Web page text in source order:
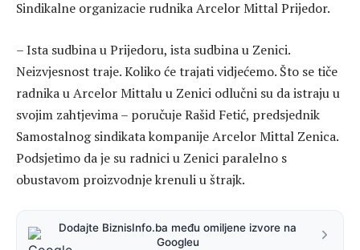
Sindikalne organizacie rudnika Arcelor Mittal Prijedor.
– Ista sudbina u Prijedoru, ista sudbina u Zenici.
Neizvjesnost traje. Koliko će trajati vidjećemo. Što se tiče
radnika u Arcelor Mittalu u Zenici odlučni su da istraju u
svojim zahtjevima – poručuje Rašid Fetić, predsjednik
Samostalnog sindikata kompanije Arcelor Mittal Zenica.
Podsjetimo da je su radnici u Zenici paralelno s
obustavom proizvodnje krenuli u štrajk.
Dodajte BiznisInfo.ba među omiljene izvore na
Googleu